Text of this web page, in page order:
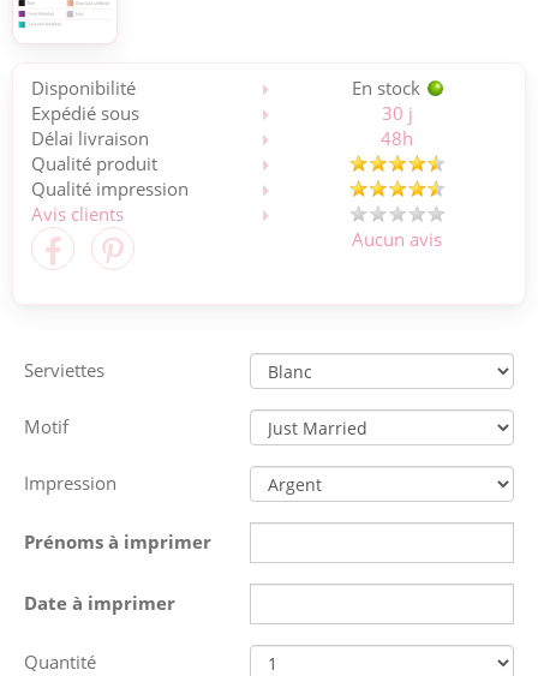
Disponibilité
En stock
Expédié sous
30 j
Délai livraison
48h
Qualité produit
Qualité impression
Avis clients
Aucun avis
Serviettes
Motif
Impression
Prénoms à imprimer
Date à imprimer
Quantité